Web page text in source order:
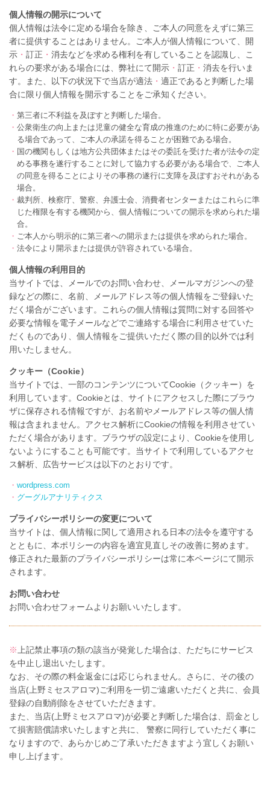
個人情報の開示について
個人情報は法令に定める場合を除き、ご本人の同意をえずに第三
者に提供することはありません。ご本人が個人情報について、開
示 ・ 訂正 ・ 消去などを求める権利を有していることを認識し、こ
れらの要求がある場合には、弊社にて開示 ・ 訂正 ・ 消去を行いま
す。また、以下の状況下で当店が適法 ・ 適正であると判断した場
合に限り個人情報を開示することをご承知ください。
・ 第三者に不利益を及ぼすと判断した場合。
・ 公衆衛生の向上または児童の健全な育成の推進のために特に必要があ
る場合であって、ご本人の承諾を得ることが困難である場合。
・ 国の機関もしくは地方公共団体またはその委託を受けた者が法令の定
める事務を遂行することに対して協力する必要がある場合で、ご本人
の同意を得ることによりその事務の遂行に支障を及ぼすおそれがある
場合。
・ 裁判所、検察庁、警察、弁護士会、消費者センターまたはこれらに準
じた権限を有する機関から、個人情報についての開示を求められた場
合。
・ ご本人から明示的に第三者への開示または提供を求められた場合。
・ 法令により開示または提供が許容されている場合。
個人情報の利用目的
当サイトでは、メールでのお問い合わせ、メールマガジンへの登
録などの際に、名前、メールアドレス等の個人情報をご登録いた
だく場合がございます。これらの個人情報は質問に対する回答や
必要な情報を電子メールなどでご連絡する場合に利用させていた
だくものであり、個人情報をご提供いただく際の目的以外では利
用いたしません。
クッキー（Cookie）
当サイトでは、一部のコンテンツについてCookie（クッキー）を
利用しています。Cookieとは、サイトにアクセスした際にブラウ
ザに保存される情報ですが、お名前やメールアドレス等の個人情
報は含まれません。アクセス解析にCookieの情報を利用させてい
ただく場合があります。ブラウザの設定により、Cookieを使用し
ないようにすることも可能です。当サイトで利用しているアクセ
ス解析、広告サービスは以下のとおりです。
・ wordpress.com
・ グーグルアナリティクス
プライバシーポリシーの変更について
当サイトは、個人情報に関して適用される日本の法令を遵守する
とともに、本ポリシーの内容を適宜見直しその改善に努めます。
修正された最新のプライバシーポリシーは常に本ページにて開示
されます。
お問い合わせ
お問い合わせフォームよりお願いいたします。
※ 上記禁止事項の類の該当が発覚した場合は、ただちにサービス
を中止し退出いたします。
なお、その際の料金返金には応じられません。さらに、その後の
当店(上野ミセスアロマ)ご利用を一切ご遠慮いただくと共に、会員
登録の自動削除をさせていただきます。
また、当店(上野ミセスアロマ)が必要と判断した場合は、罰金とし
て損害賠償請求いたしますと共に、 警察に同行していただく事に
なりますので、あらかじめご了承いただきますよう宜しくお願い
申し上げます。